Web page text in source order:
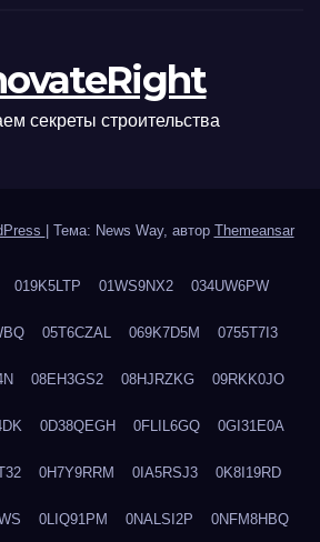
секреты строительства
Тема: News Way, автор Themeansar
019K5LTP 01WS9NX2 034UW6PW
05T6CZAL 069K7D5M 0755T7I3
08EH3GS2 08HJRZKG 09RKK0JO
0D38QEGH 0FLIL6GQ 0GI31E0A
0H7Y9RRM 0IA5RSJ3 0K8I19RD
0LIQ91PM 0NALSI2P 0NFM8HBQ